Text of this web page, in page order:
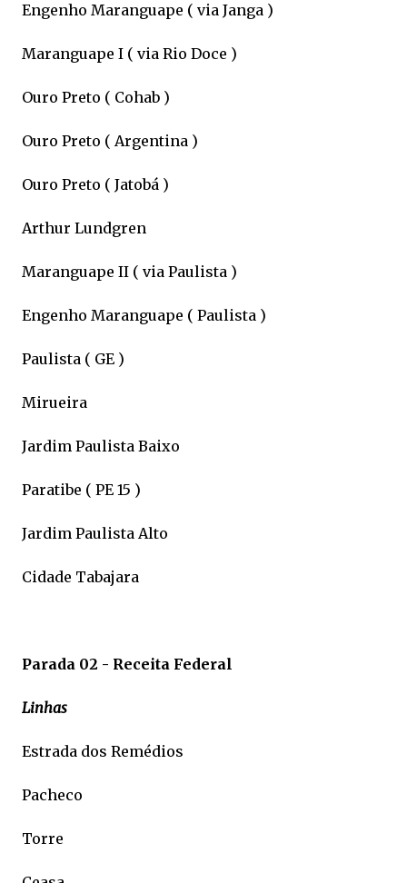
Engenho Maranguape ( via Janga )
Maranguape I ( via Rio Doce )
Ouro Preto ( Cohab )
Ouro Preto ( Argentina )
Ouro Preto ( Jatobá )
Arthur Lundgren
Maranguape II ( via Paulista )
Engenho Maranguape ( Paulista )
Paulista ( GE )
Mirueira
Jardim Paulista Baixo
Paratibe ( PE 15 )
Jardim Paulista Alto
Cidade Tabajara
Parada 02 - Receita Federal
Linhas
Estrada dos Remédios
Pacheco
Torre